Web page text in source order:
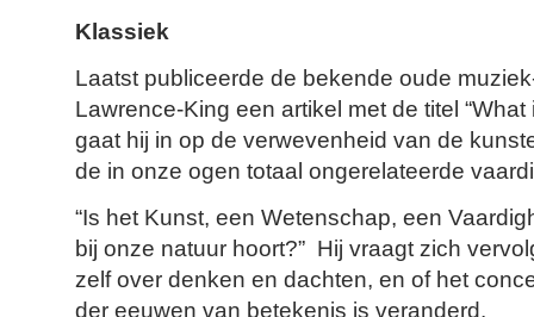
Klassiek
Laatst publiceerde de bekende oude
Lawrence-King een artikel met de titel “What
gaat hij in op de verwevenheid van de
de in onze ogen totaal ongerelateerde
“Is het Kunst, een Wetenschap, een
bij onze natuur hoort?” Hij vraagt zich
zelf over denken en dachten, en of het
der eeuwen van betekenis is veranderd.